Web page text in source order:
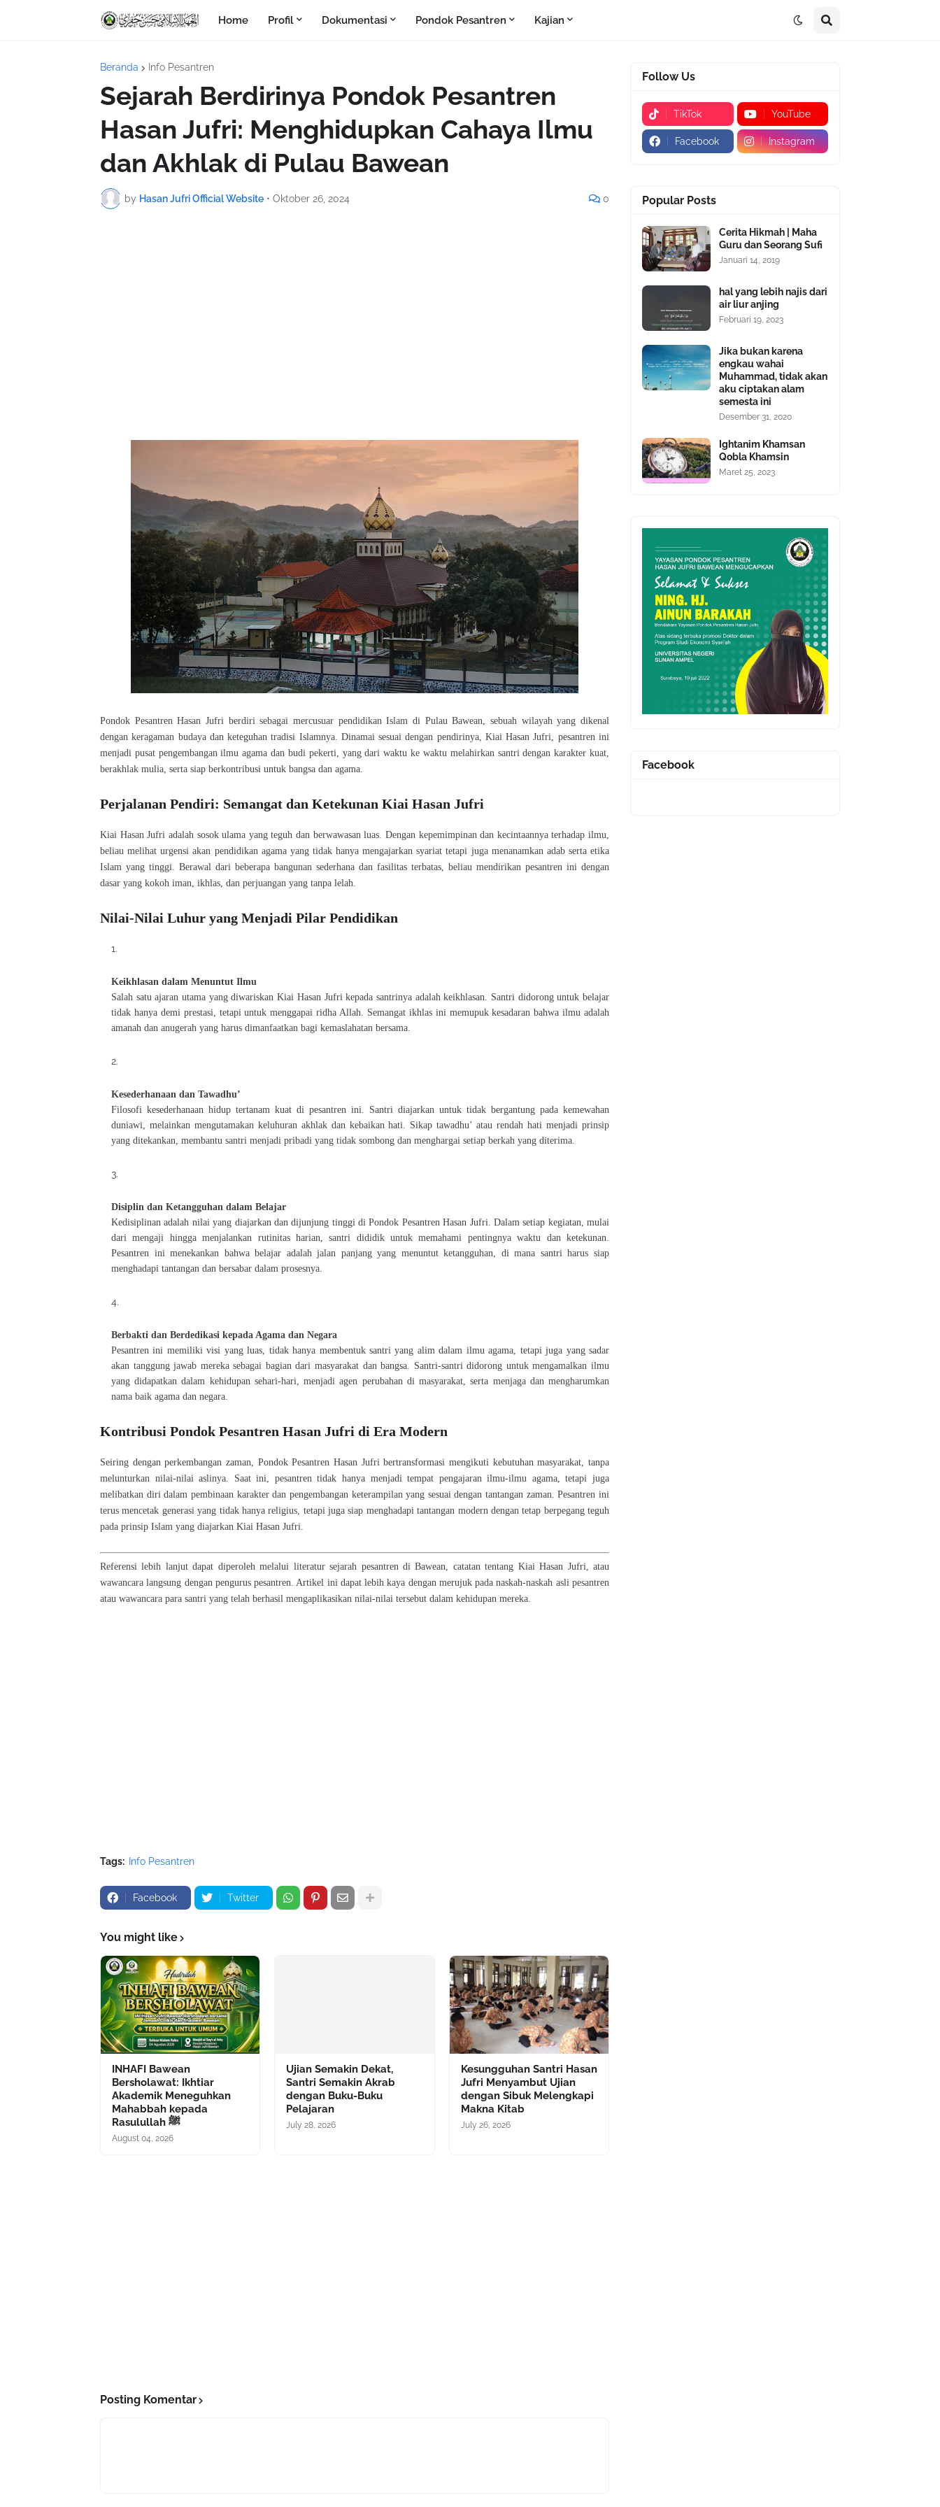
Home Profil Dokumentasi Pondok Pesantren Kajian
Beranda Info Pesantren
Sejarah Berdirinya Pondok Pesantren
Hasan Jufri: Menghidupkan Cahaya Ilmu
dan Akhlak di Pulau Bawean
by Hasan Jufri Official Website • Oktober 26, 2024 0
Pondok Pesantren Hasan Jufri berdiri sebagai mercusuar pendidikan Islam di Pulau Bawean, sebuah wilayah yang dikenal
dengan keragaman budaya dan keteguhan tradisi Islamnya. Dinamai sesuai dengan pendirinya, Kiai Hasan Jufri, pesantren ini
menjadi pusat pengembangan ilmu agama dan budi pekerti, yang dari waktu ke waktu melahirkan santri dengan karakter kuat,
berakhlak mulia, serta siap berkontribusi untuk bangsa dan agama.
Perjalanan Pendiri: Semangat dan Ketekunan Kiai Hasan Jufri
Kiai Hasan Jufri adalah sosok ulama yang teguh dan berwawasan luas. Dengan kepemimpinan dan kecintaannya terhadap ilmu,
beliau melihat urgensi akan pendidikan agama yang tidak hanya mengajarkan syariat tetapi juga menanamkan adab serta etika
Islam yang tinggi. Berawal dari beberapa bangunan sederhana dan fasilitas terbatas, beliau mendirikan pesantren ini dengan
dasar yang kokoh iman, ikhlas, dan perjuangan yang tanpa lelah.
Nilai-Nilai Luhur yang Menjadi Pilar Pendidikan
Keikhlasan dalam Menuntut Ilmu
Salah satu ajaran utama yang diwariskan Kiai Hasan Jufri kepada santrinya adalah keikhlasan. Santri didorong untuk belajar
tidak hanya demi prestasi, tetapi untuk menggapai ridha Allah. Semangat ikhlas ini memupuk kesadaran bahwa ilmu adalah
amanah dan anugerah yang harus dimanfaatkan bagi kemaslahatan bersama.
Kesederhanaan dan Tawadhu’
Filosofi kesederhanaan hidup tertanam kuat di pesantren ini. Santri diajarkan untuk tidak bergantung pada kemewahan
duniawi, melainkan mengutamakan keluhuran akhlak dan kebaikan hati. Sikap tawadhu’ atau rendah hati menjadi prinsip
yang ditekankan, membantu santri menjadi pribadi yang tidak sombong dan menghargai setiap berkah yang diterima.
Disiplin dan Ketangguhan dalam Belajar
Kedisiplinan adalah nilai yang diajarkan dan dijunjung tinggi di Pondok Pesantren Hasan Jufri. Dalam setiap kegiatan, mulai
dari mengaji hingga menjalankan rutinitas harian, santri dididik untuk memahami pentingnya waktu dan ketekunan.
Pesantren ini menekankan bahwa belajar adalah jalan panjang yang menuntut ketangguhan, di mana santri harus siap
menghadapi tantangan dan bersabar dalam prosesnya.
Berbakti dan Berdedikasi kepada Agama dan Negara
Pesantren ini memiliki visi yang luas, tidak hanya membentuk santri yang alim dalam ilmu agama, tetapi juga yang sadar
akan tanggung jawab mereka sebagai bagian dari masyarakat dan bangsa. Santri-santri didorong untuk mengamalkan ilmu
yang didapatkan dalam kehidupan sehari-hari, menjadi agen perubahan di masyarakat, serta menjaga dan mengharumkan
nama baik agama dan negara.
Kontribusi Pondok Pesantren Hasan Jufri di Era Modern
Seiring dengan perkembangan zaman, Pondok Pesantren Hasan Jufri bertransformasi mengikuti kebutuhan masyarakat, tanpa
melunturkan nilai-nilai aslinya. Saat ini, pesantren tidak hanya menjadi tempat pengajaran ilmu-ilmu agama, tetapi juga
melibatkan diri dalam pembinaan karakter dan pengembangan keterampilan yang sesuai dengan tantangan zaman. Pesantren ini
terus mencetak generasi yang tidak hanya religius, tetapi juga siap menghadapi tantangan modern dengan tetap berpegang teguh
pada prinsip Islam yang diajarkan Kiai Hasan Jufri.
Referensi lebih lanjut dapat diperoleh melalui literatur sejarah pesantren di Bawean, catatan tentang Kiai Hasan Jufri, atau
wawancara langsung dengan pengurus pesantren. Artikel ini dapat lebih kaya dengan merujuk pada naskah-naskah asli pesantren
atau wawancara para santri yang telah berhasil mengaplikasikan nilai-nilai tersebut dalam kehidupan mereka.
Tags: Info Pesantren
Facebook Twitter
You might like
INHAFI Bawean
Bersholawat: Ikhtiar
Akademik Meneguhkan
Mahabbah kepada
Rasulullah ﷺ
August 04, 2026
Ujian Semakin Dekat,
Santri Semakin Akrab
dengan Buku-Buku
Pelajaran
July 28, 2026
Kesungguhan Santri Hasan
Jufri Menyambut Ujian
dengan Sibuk Melengkapi
Makna Kitab
July 26, 2026
Posting Komentar
Follow Us
TikTok YouTube
Facebook Instagram
Popular Posts
Cerita Hikmah | Maha
Guru dan Seorang Sufi
Januari 14, 2019
hal yang lebih najis dari
air liur anjing
Februari 19, 2023
Jika bukan karena
engkau wahai
Muhammad, tidak akan
aku ciptakan alam
semesta ini
Desember 31, 2020
Ightanim Khamsan
Qobla Khamsin
Maret 25, 2023
Facebook